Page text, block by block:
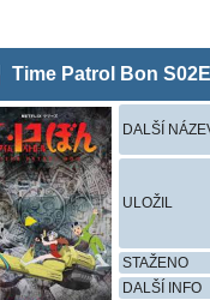
Time Patrol Bon
DALŠÍ
ULOŽIL
STAŽENO
DALŠÍ INFO